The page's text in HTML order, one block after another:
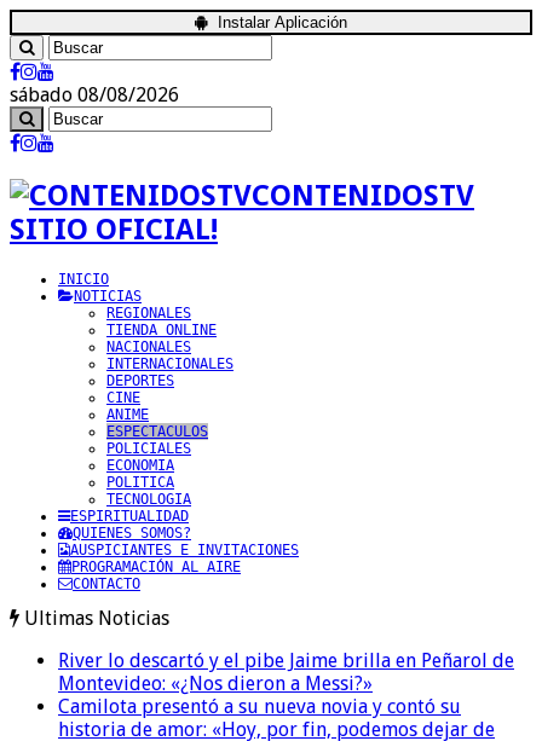
Instalar Aplicación
sábado 08/08/2026
CONTENIDOSTV
SITIO OFICIAL!
INICIO
NOTICIAS
REGIONALES
TIENDA ONLINE
NACIONALES
INTERNACIONALES
DEPORTES
CINE
ANIME
ESPECTACULOS
POLICIALES
ECONOMIA
POLITICA
TECNOLOGIA
ESPIRITUALIDAD
QUIENES SOMOS?
AUSPICIANTES E INVITACIONES
PROGRAMACIÓN AL AIRE
CONTACTO
Ultimas Noticias
River lo descartó y el pibe Jaime brilla en Peñarol de
Montevideo: «¿Nos dieron a Messi?»
Camilota presentó a su nueva novia y contó su
historia de amor: «Hoy, por fin, podemos dejar de